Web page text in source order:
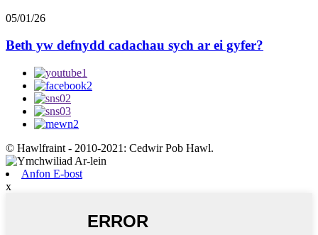
05/01/26
Beth yw defnydd cadachau sych ar ei gyfer?
© Hawlfraint - 2010-2021: Cedwir Pob Hawl.
Anfon E-bost
x